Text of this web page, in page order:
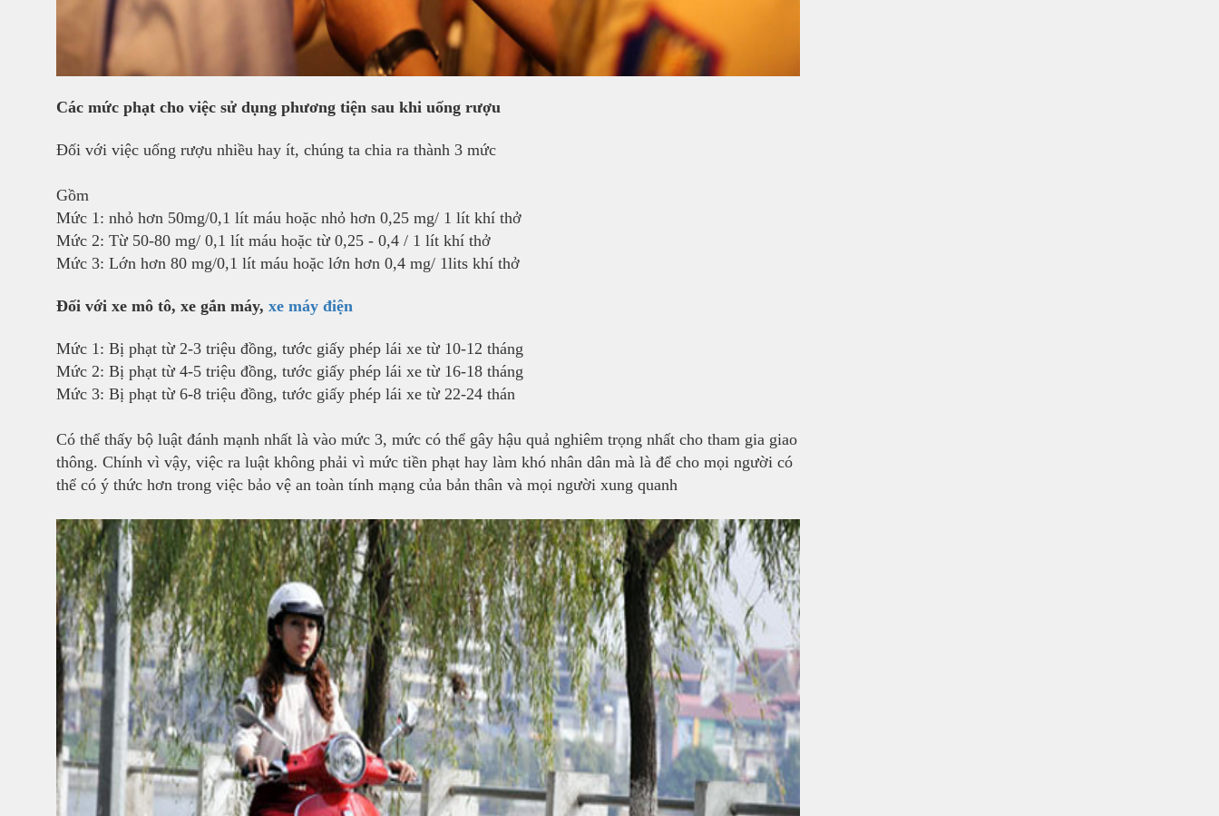
Các mức phạt cho việc sử dụng phương tiện sau khi uống rượu
Đối với việc uống rượu nhiều hay ít, chúng ta chia ra thành 3 mức
Gồm
Mức 1: nhỏ hơn 50mg/0,1 lít máu hoặc nhỏ hơn 0,25 mg/ 1 lít khí thở
Mức 2: Từ 50-80 mg/ 0,1 lít máu hoặc từ 0,25 - 0,4 / 1 lít khí thở
Mức 3: Lớn hơn 80 mg/0,1 lít máu hoặc lớn hơn 0,4 mg/ 1lits khí thở
Đối với xe mô tô, xe gắn máy, xe máy điện
Mức 1: Bị phạt từ 2-3 triệu đồng, tước giấy phép lái xe từ 10-12 tháng
Mức 2: Bị phạt từ 4-5 triệu đồng, tước giấy phép lái xe từ 16-18 tháng
Mức 3: Bị phạt từ 6-8 triệu đồng, tước giấy phép lái xe từ 22-24 thán
Có thể thấy bộ luật đánh mạnh nhất là vào mức 3, mức có thể gây hậu quả nghiêm trọng nhất cho tham gia giao
thông. Chính vì vậy, việc ra luật không phải vì mức tiền phạt hay làm khó nhân dân mà là để cho mọi người có
thể có ý thức hơn trong việc bảo vệ an toàn tính mạng của bản thân và mọi người xung quanh